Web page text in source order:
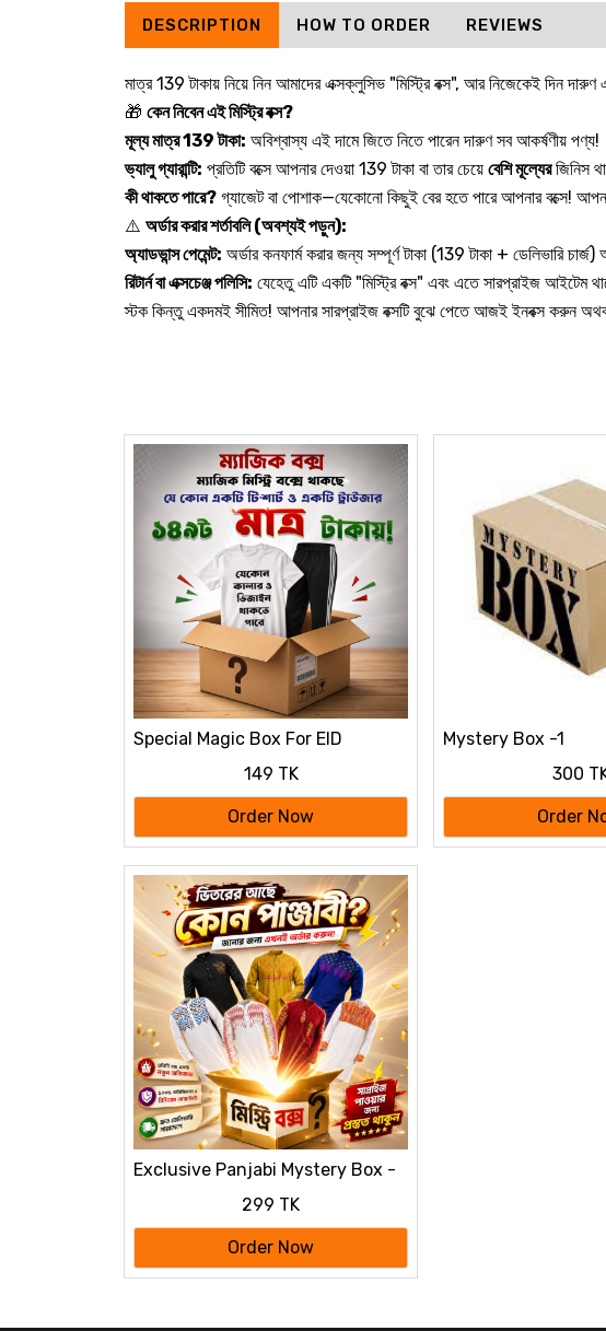
DESCRIPTION HOW TO ORDER REVIEWS
মাত্র 139 টাকায় নিয়ে নিন আমাদের এক্সক্লুসিভ "মিস্ট্রি বক্স", আর নিজেকেই দিন
🎁 কেন নিবেন এই মিস্ট্রি বক্স?
মূল্য মাত্র 139 টাকা: অবিশ্বাস্য এই দামে জিতে নিতে পারেন দারুণ সব আকর্ষণীয় পণ্য!
ভ্যালু গ্যারান্টি: প্রতিটি বক্সে আপনার দেওয়া 139 টাকা বা তার চেয়ে বেশি মূল্যেরজিনিস
কী থাকতে পারে? গ্যাজেট বা পোশাক—যেকোনো কিছুই বের হতে পারে আপনার বক্সে!
⚠️ অর্ডার করার শর্তাবলি (অবশ্যই পড়ুন):
অ্যাডভান্স পেমেন্ট: অর্ডার কনফার্ম করার জন্য সম্পূর্ণ টাকা (139 টাকা + ডেলিভারি
রিটার্ন বা এক্সচেঞ্জ পলিসি: যেহেতু এটি একটি "মিস্ট্রি বক্স" এবং এতে সারপ্রাইজ আইটেম
স্টক কিন্তু একদমই সীমিত! আপনার সারপ্রাইজ বক্সটি বুঝে পেতে আজই ইনবক্স করুন
Special Magic Box For EID
149 TK
Order Now
Mystery Box -1
300
Order
Exclusive Panjabi Mystery Box -
299 TK
Order Now